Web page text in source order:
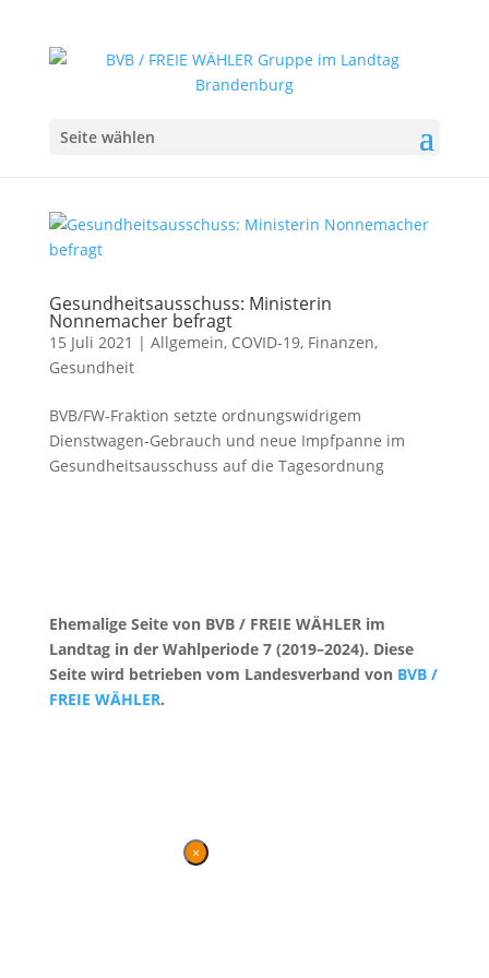
Seite wählen
Gesundheitsausschuss: Ministerin
Nonnemacher befragt
15 Juli 2021 | Allgemein, COVID-19, Finanzen,
Gesundheit
BVB/FW-Fraktion setzte ordnungswidrigem
Dienstwagen-Gebrauch und neue Impfpanne im
Gesundheitsausschuss auf die Tagesordnung
Ehemalige Seite von BVB / FREIE WÄHLER im
Landtag in der Wahlperiode 7 (2019–2024). Diese
Seite wird betrieben vom Landesverband von BVB /
FREIE WÄHLER.
×